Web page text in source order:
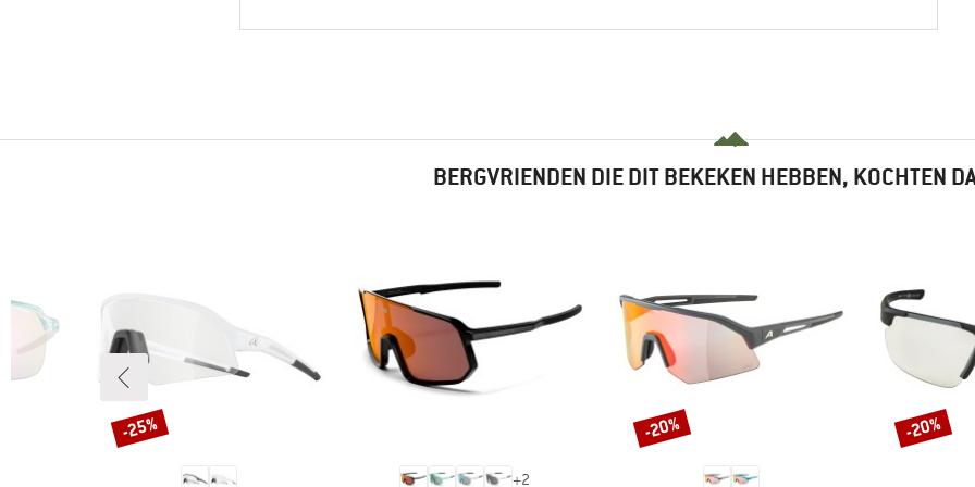
BERGVRIENDEN DIE DIT BEKEKEN HEBBEN, KOCHTEN
Korting
-25%
+2
Korting
-20% Korting
-20%